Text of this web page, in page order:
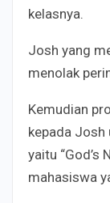
kelasnya.
Josh yang
menolak
Kemudian
kepada Josh
yaitu “God’s
mahasiswa